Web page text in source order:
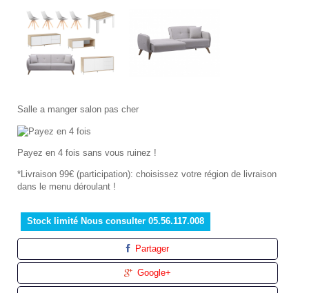
Salle a manger salon pas cher
Payez en 4 fois sans vous ruinez !
*Livraison 99€ (participation): choisissez votre région de livraison
dans le menu déroulant !
Stock limité Nous consulter 05.56.117.008
Partager
Google+